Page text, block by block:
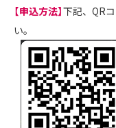
【申込方法】下記、QR
い。